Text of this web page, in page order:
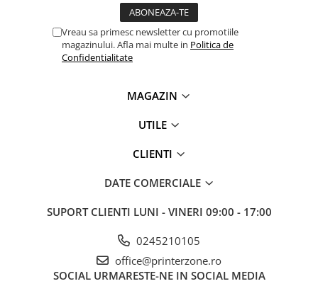
Accesorii PC
Rack-uri & accesorii rack
Vreau sa primesc newsletter cu promotiile
magazinului. Afla mai multe in Politica de
Confidentialitate
MAGAZIN
UTILE
CLIENTI
DATE COMERCIALE
SUPORT CLIENTI LUNI - VINERI 09:00 - 17:00
0245210105
office@printerzone.ro
SOCIAL URMARESTE-NE IN SOCIAL MEDIA